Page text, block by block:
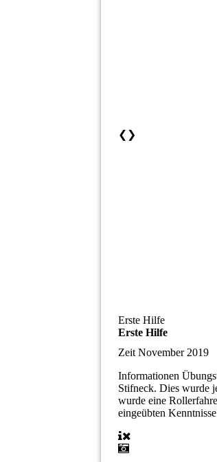
❮ ❯
Erste Hilfe
Erste Hilfe
Zeit November 2019
Informationen
Stifneck. Dies wurde
wurde eine
eingeübten